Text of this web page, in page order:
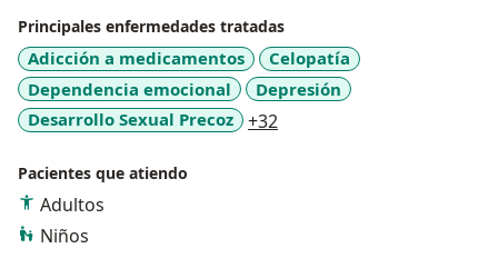
Principales enfermedades tratadas
Adicción a medicamentos
Celopatía
Dependencia emocional
Depresión
Desarrollo Sexual Precoz
+32
Pacientes que atiendo
Adultos
Niños